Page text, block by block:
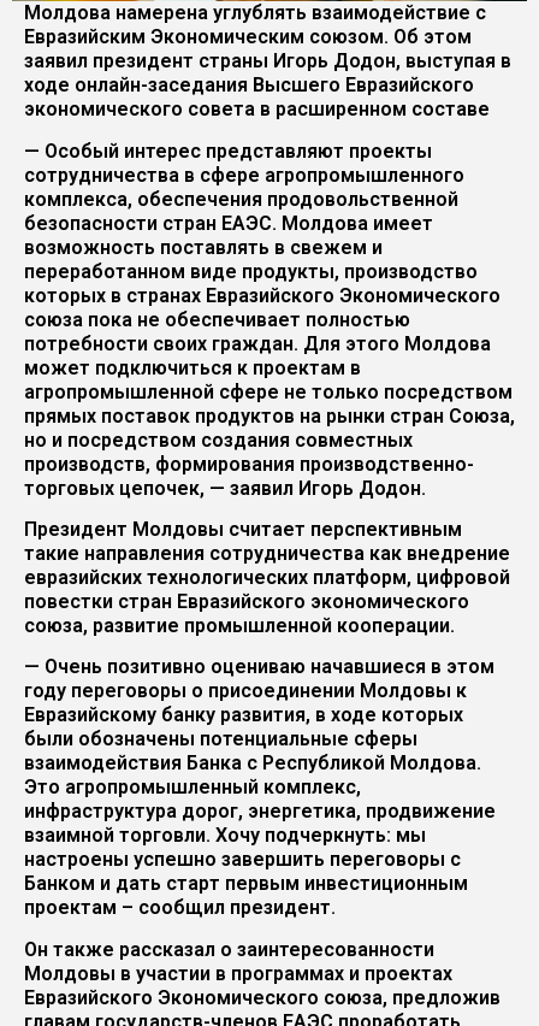
Молдова намерена углублять взаимодействие с
Евразийским Экономическим союзом. Об этом
заявил президент страны Игорь Додон, выступая в
ходе онлайн-заседания Высшего Евразийского
экономического совета в расширенном составе
— Особый интерес представляют проекты
сотрудничества в сфере агропромышленного
комплекса, обеспечения продовольственной
безопасности стран ЕАЭС. Молдова имеет
возможность поставлять в свежем и
переработанном виде продукты, производство
которых в странах Евразийского Экономического
союза пока не обеспечивает полностью
потребности своих граждан. Для этого Молдова
может подключиться к проектам в
агропромышленной сфере не только посредством
прямых поставок продуктов на рынки стран Союза,
но и посредством создания совместных
производств, формирования производственно-
торговых цепочек, — заявил Игорь Додон.
Президент Молдовы считает перспективным
такие направления сотрудничества как внедрение
евразийских технологических платформ, цифровой
повестки стран Евразийского экономического
союза, развитие промышленной кооперации.
— Очень позитивно оцениваю начавшиеся в этом
году переговоры о присоединении Молдовы к
Евразийскому банку развития, в ходе которых
были обозначены потенциальные сферы
взаимодействия Банка с Республикой Молдова.
Это агропромышленный комплекс,
инфраструктура дорог, энергетика, продвижение
взаимной торговли. Хочу подчеркнуть: мы
настроены успешно завершить переговоры с
Банком и дать старт первым инвестиционным
проектам – сообщил президент.
Он также рассказал о заинтересованности
Молдовы в участии в программах и проектах
Евразийского Экономического союза, предложив